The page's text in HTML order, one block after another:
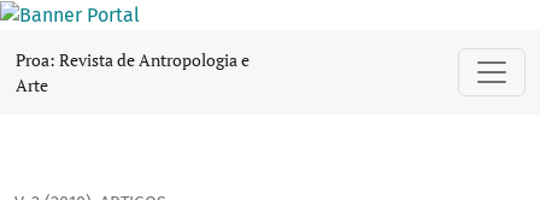
Proa: Revista de Antropologia e
Arte